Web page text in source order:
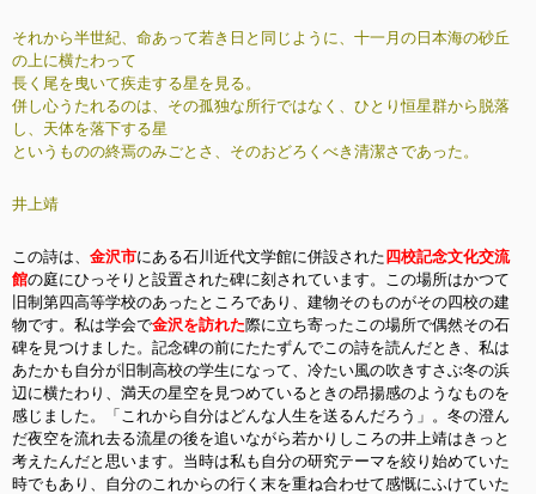
それから半世紀、命あって若き日と同じように、十一月の日本海の砂丘
の上に横たわって
長く尾を曳いて疾走する星を見る。
併し心うたれるのは、その孤独な所行ではなく、ひとり恒星群から脱落
し、天体を落下する星
というものの終焉のみごとさ、そのおどろくべき清潔さであった。
井上靖
この詩は、 金沢市にある石川近代文学館に併設された 四校記念文化交流
館の庭にひっそりと設置された碑に刻されています。この場所はかつて
旧制第四高等学校のあったところであり、建物そのものがその四校の建
物です。私は学会で金沢を訪れた際に立ち寄ったこの場所で偶然その石
碑を見つけました。記念碑の前にたたずんでこの詩を読んだとき、私は
あたかも自分が旧制高校の学生になって、冷たい風の吹きすさぶ冬の浜
辺に横たわり、満天の星空を見つめているときの昂揚感のようなものを
感じました。「これから自分はどんな人生を送るんだろう」。冬の澄ん
だ夜空を流れ去る流星の後を追いながら若かりしころの井上靖はきっと
考えたんだと思います。当時は私も自分の研究テーマを絞り始めていた
時でもあり、自分のこれからの行く末を重ね合わせて感慨にふけていた